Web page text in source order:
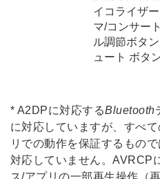
イコライザ
マ/コンサー
ル調節ボタ
ュート ボタ
* A2DPに対応するBluetooth
に対応していますが、すべて
リでの動作を保証するもの
対応していません。AVRCP